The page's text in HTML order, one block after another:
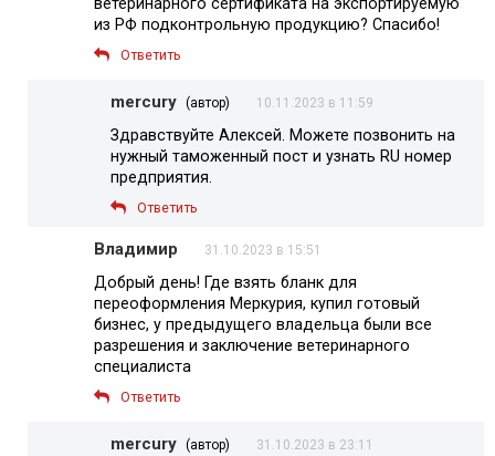
ветеринарного сертификата на экспортируемую
из РФ подконтрольную продукцию? Спасибо!
Ответить
mercury (автор) 10.11.2023 в 11:59
Здравствуйте Алексей. Можете позвонить на
нужный таможенный пост и узнать RU номер
предприятия.
Ответить
Владимир 31.10.2023 в 15:51
Добрый день! Где взять бланк для
переоформления Меркурия, купил готовый
бизнес, у предыдущего владельца были все
разрешения и заключение ветеринарного
специалиста
Ответить
mercury (автор) 31.10.2023 в 23:11